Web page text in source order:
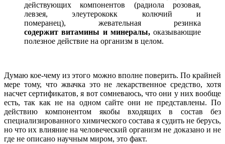
действующих компонентов (радиола розовая,
левзея, элеутерококк колючий и
померанец), жевательная резинка
содержит витамины и минералы, оказывающие
полезное действие на организм в целом.
Думаю кое-чему из этого можно вполне поверить. По крайней
мере тому, что жвачка это не лекарственное средство, хотя
насчет сертификатов, я вот сомневаюсь, что они у них вообще
есть, так как не на одном сайте они не представлены. По
действию компонентом якобы входящих в состав без
специализированного химического состава я судить не берусь,
но что их влияние на человеческий организм не доказано и не
где не описано научным миром, это факт.